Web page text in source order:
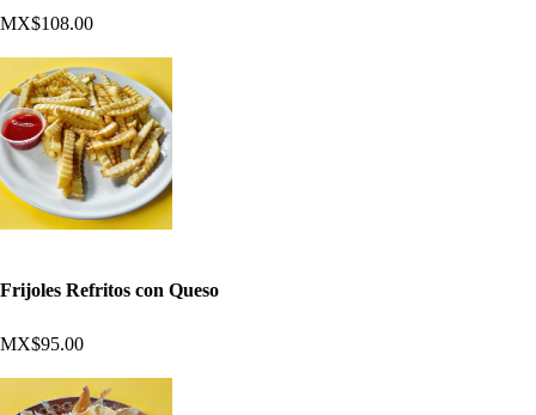
MX$108.00
Frijoles Refritos con Queso
MX$95.00